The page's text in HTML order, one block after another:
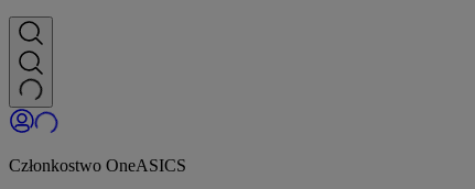
Członkostwo OneASICS